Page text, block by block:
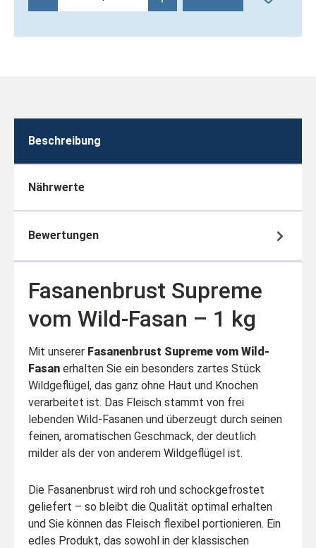
Beschreibung
Nährwerte
Bewertungen
Fasanenbrust Supreme
vom Wild-Fasan – 1 kg
Mit unserer Fasanenbrust Supreme vom Wild-
Fasan erhalten Sie ein besonders zartes Stück
Wildgeflügel, das ganz ohne Haut und Knochen
verarbeitet ist. Das Fleisch stammt von frei
lebenden Wild-Fasanen und überzeugt durch seinen
feinen, aromatischen Geschmack, der deutlich
milder als der von anderem Wildgeflügel ist.
Die Fasanenbrust wird roh und schockgefrostet
geliefert – so bleibt die Qualität optimal erhalten
und Sie können das Fleisch flexibel portionieren. Ein
edles Produkt, das sowohl in der klassischen